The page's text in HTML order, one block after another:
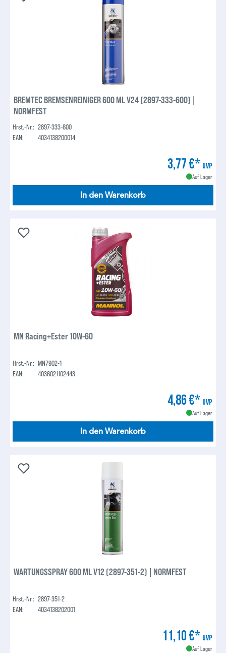
BREMTEC BREMSENREINIGER 600 ML V24 (2897-333-600) |
NORMFEST
Hrst.-Nr.: 2897-333-600
EAN:
4034138200014
3,77 €* UVP
Auf Lager
In den Warenkorb
MN Racing+Ester 10W-60
Hrst.-Nr.: MN7902-1
EAN:
4036021102443
4,86 €* UVP
Auf Lager
In den Warenkorb
WARTUNGSSPRAY 600 ML V12 (2897-351-2) | NORMFEST
Hrst.-Nr.: 2897-351-2
EAN:
4034138202001
11,10 €* UVP
Auf Lager